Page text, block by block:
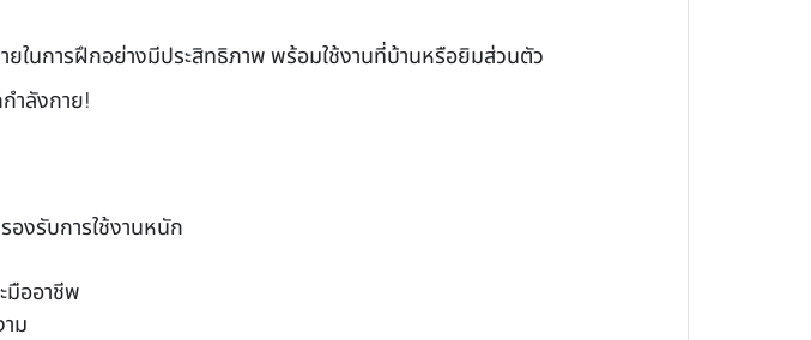
นการฝึกอย่างมีประสิทธิภาพ พร้อมใช้งานที่บ้านหรือยิมส่วนตัว
ำลังกาย!
งรับการใช้งานหนัก
มืออาชีพ
ม